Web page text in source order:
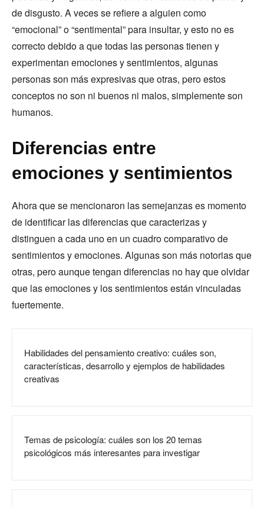
de disgusto. A veces se refiere a alguien como
“emocional” o “sentimental” para insultar, y esto no es
correcto debido a que todas las personas tienen y
experimentan emociones y sentimientos, algunas
personas son más expresivas que otras, pero estos
conceptos no son ni buenos ni malos, simplemente son
humanos.
Diferencias entre
emociones y sentimientos
Ahora que se mencionaron las semejanzas es momento
de identificar las diferencias que caracterizas y
distinguen a cada uno en un cuadro comparativo de
sentimientos y emociones. Algunas son más notorias que
otras, pero aunque tengan diferencias no hay que olvidar
que las emociones y los sentimientos están vinculadas
fuertemente.
Habilidades del pensamiento creativo: cuáles son,
características, desarrollo y ejemplos de habilidades
creativas
Temas de psicología: cuáles son los 20 temas
psicológicos más interesantes para investigar